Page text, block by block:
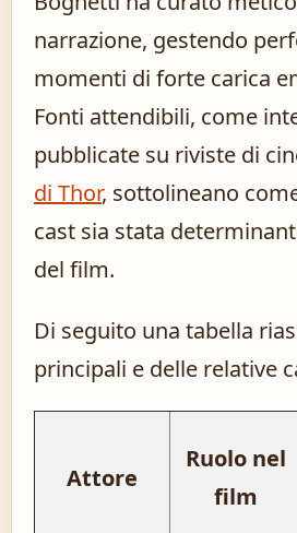
narrazione, gestendo
momenti di forte carica
Fonti attendibili, come
pubblicate su riviste di
di Thor, sottolineano
cast sia stata
del film.
Di seguito una tabella
principali e delle relative
Attore
Ruolo nel
film